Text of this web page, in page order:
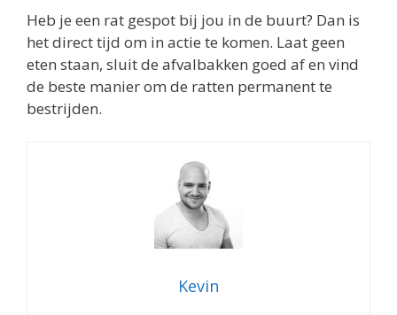
Heb je een rat gespot bij jou in de buurt? Dan is
het direct tijd om in actie te komen. Laat geen
eten staan, sluit de afvalbakken goed af en vind
de beste manier om de ratten permanent te
bestrijden.
Kevin